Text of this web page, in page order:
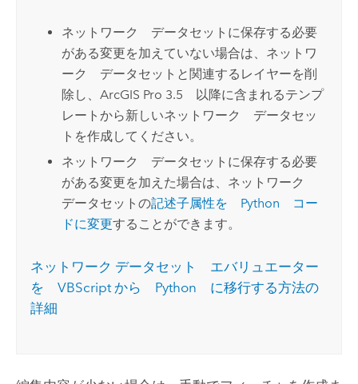
ネットワーク データセットに保存する必要
がある変更を加えていない場合は、ネットワ
ーク データセットと関連するレイヤーを削
除し、 ArcGIS Pro 3.5 以降に含まれるテンプ
レートから新しいネットワーク データセッ
トを作成してください。
ネットワーク データセットに保存する必要
がある変更を加えた場合は、ネットワーク
データセットの記述子属性を Python コー
ドに変更することができます。
ネットワーク データセット エバリュエーター
を VBScript から Python に移行する方法の
詳細